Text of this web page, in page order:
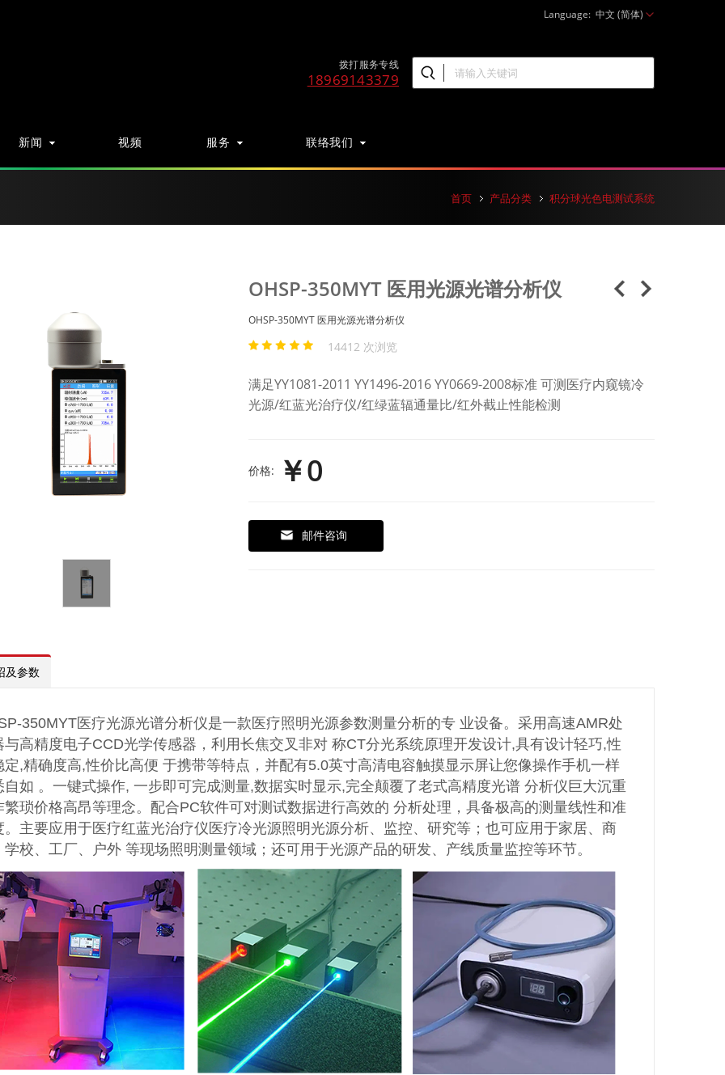
Language: 中文 (简体)
拨打服务专线
18969143379
新闻 视频 服务 联络我们
首页 产品分类 积分球光色电测试系统
OHSP-350MYT 医用光源光谱分析仪
OHSP-350MYT 医用光源光谱分析仪
14412 次浏览
满足YY1081-2011 YY1496-2016 YY0669-2008标准 可测医疗内窥镜冷
光源/红蓝光治疗仪/红绿蓝辐通量比/红外截止性能检测
价格: ￥0
邮件咨询
及参数
350MYT医疗光源光谱分析仪是一款医疗照明光源参数测量分析的专 业设备。采用高速AMR处
与高精度电子CCD光学传感器，利用长焦交叉非对 称CT分光系统原理开发设计,具有设计轻巧,性
定,精确度高,性价比高便 于携带等特点，并配有5.0英寸高清电容触摸显示屏让您像操作手机一样
自如 。一键式操作, 一步即可完成测量,数据实时显示,完全颠覆了老式高精度光谱 分析仪巨大沉重
繁琐价格高昂等理念。配合PC软件可对测试数据进行高效的 分析处理，具备极高的测量线性和准
。主要应用于医疗红蓝光治疗仪医疗冷光源照明光源分析、监控、研究等；也可应用于家居、商
学校、工厂、户外 等现场照明测量领域；还可用于光源产品的研发、产线质量监控等环节。